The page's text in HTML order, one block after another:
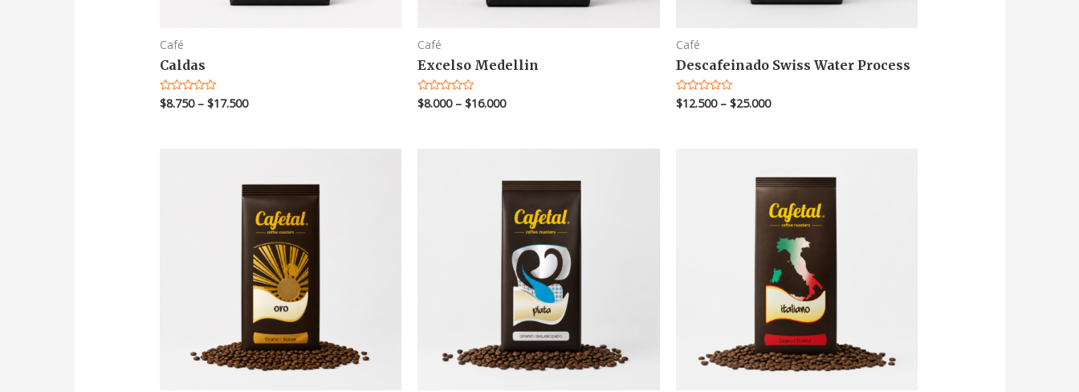
Café
Caldas
Valorado
en
$8.750– $17.500
Café
Excelso Medellin
Valorado
en
$8.000–$16.000
Café
Descafeinado Swiss Water Process
Valorado
en
$12.500– $25.000